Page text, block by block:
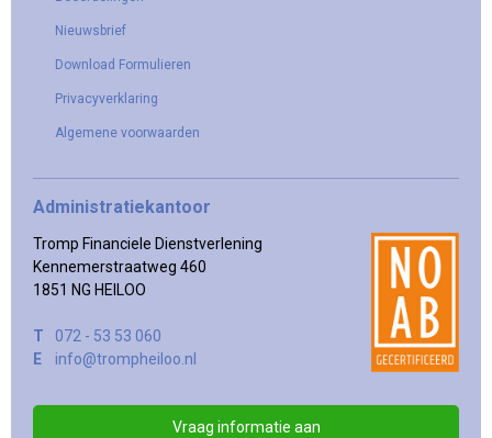
Nieuwsbrief
Download Formulieren
Privacyverklaring
Algemene voorwaarden
Administratiekantoor
Tromp Financiele Dienstverlening
Kennemerstraatweg 460
1851 NG HEILOO
T
072 - 53 53 060
E
info@trompheiloo.nl
Vraag informatie aan